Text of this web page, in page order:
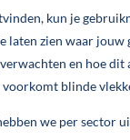
kun je
laten zien waar jouw
en hoe
blinde
we per sector